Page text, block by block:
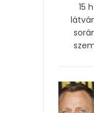
15